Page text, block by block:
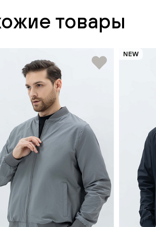
товары
NEW